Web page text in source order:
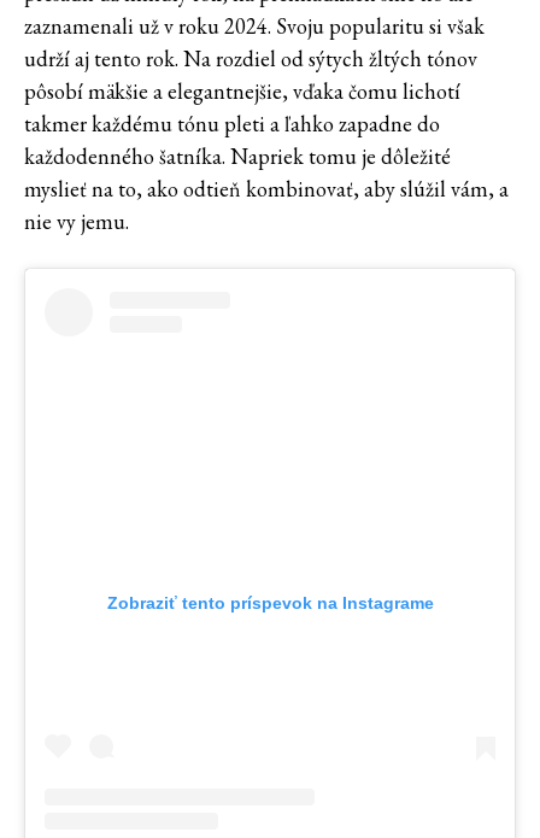
zaznamenali už v roku 2024. Svoju popularitu si však
udrží aj tento rok. Na rozdiel od sýtych žltých tónov
pôsobí mäkšie a elegantnejšie, vďaka čomu lichotí
takmer každému tónu pleti a ľahko zapadne do
každodenného šatníka. Napriek tomu je dôležité
myslieť na to, ako odtieň kombinovať, aby slúžil vám, a
nie vy jemu.
Zobraziť tento príspevok na Instagrame